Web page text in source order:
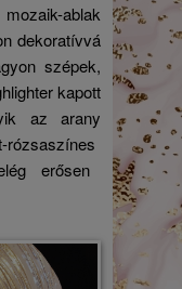
ablak
dekoratívvá
szépek,
kapott
az arany
erősen